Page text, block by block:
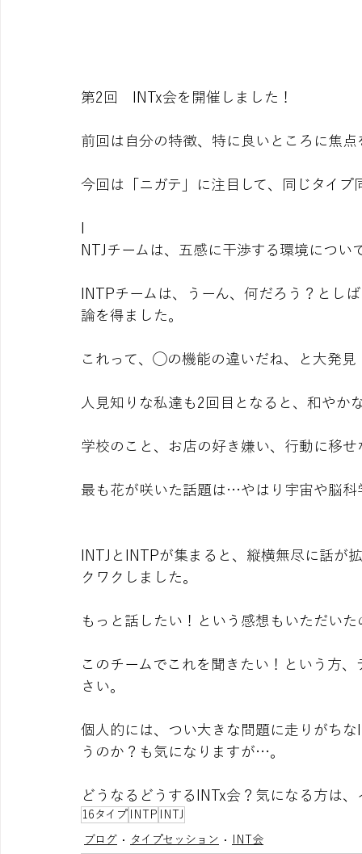
第2回　INTx会を開催しました！
前回は自分の特徴、特に良いところに焦
今回は「ニガテ」に注目して、同じタイプ
NTJチームは、五感に干渉する環境につ
INTPチームは、うーん、何だろう？とし
論を得ました。
これって、◯の機能の違いだね、と大発見
人見知りな私達も2回目となると、和やか
学校のこと、お店の好き嫌い、行動に移
最も花が咲いた話題は…やはり宇宙や脳科
INTJとINTPが集まると、縦横無尽に話が
クワクしました。
もっと話したい！という感想もいただい
このチームでこれを聞きたい！という方
さい。
個人的には、つい大きな問題に走りがち
うのか？も気になりますが…。
どうなるどうするINTx会？気になる方は
16タイプ INTP INTJ
ブログ タイプセッション INT会